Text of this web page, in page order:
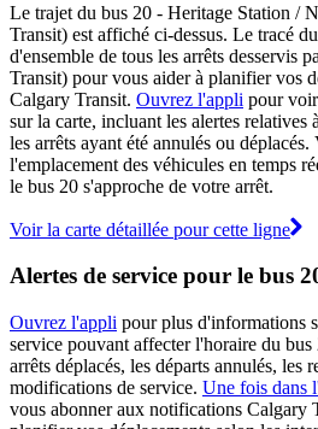
Le trajet du bus 20 - Heritage Station /
Transit) est affiché ci-dessus. Le tracé
d'ensemble de tous les arrêts desservis
Transit) pour vous aider à planifier vos
Calgary Transit. Ouvrez l'appli pour
sur la carte, incluant les alertes relatives
les arrêts ayant été annulés ou déplacés.
l'emplacement des véhicules en temps
le bus 20 s'approche de votre arrêt.
Voir la carte détaillée pour cette ligne
Alertes de service pour le bus
Ouvrez l'appli pour plus d'informations
service pouvant affecter l'horaire du bus
arrêts déplacés, les départs annulés, les
modifications de service. Une fois dans
vous abonner aux notifications Calgary